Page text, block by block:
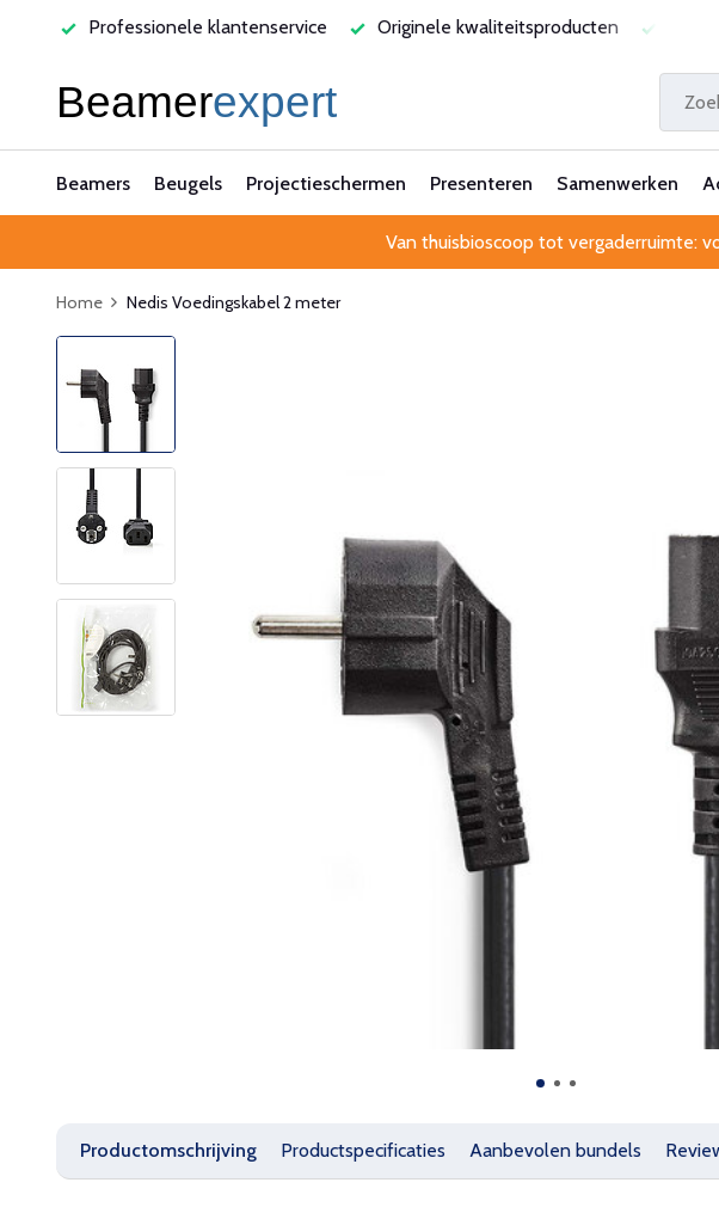
Professionele klantenservice Originele kwaliteitsproducten
Beamers Beugels Projectieschermen Presenteren Samenwerken
Van thuisbioscoop tot vergaderruimte:
Home Nedis Voedingskabel 2 meter
Productomschrijving Productspecificaties Aanbevolen bundels